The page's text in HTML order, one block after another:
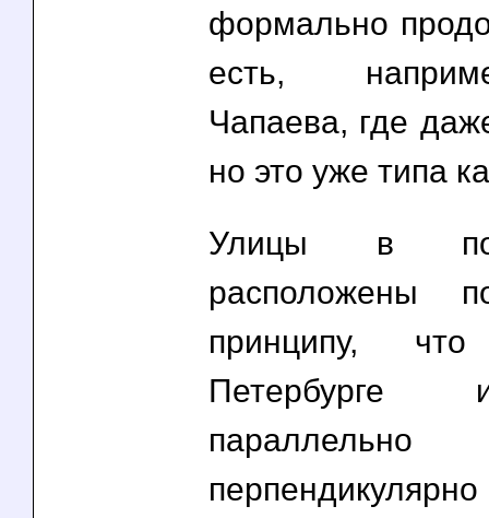
формально
есть,
Чапаева, где
но это уже типа
Улицы в
расположены
принципу,